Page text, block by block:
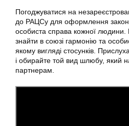
Погоджуватися на
до РАЦСу для оформлення
особиста справа кожної
знайти в союзі гармонію та
якому вигляді стосунків.
і обирайте той вид шлюбу, який
партнерам.